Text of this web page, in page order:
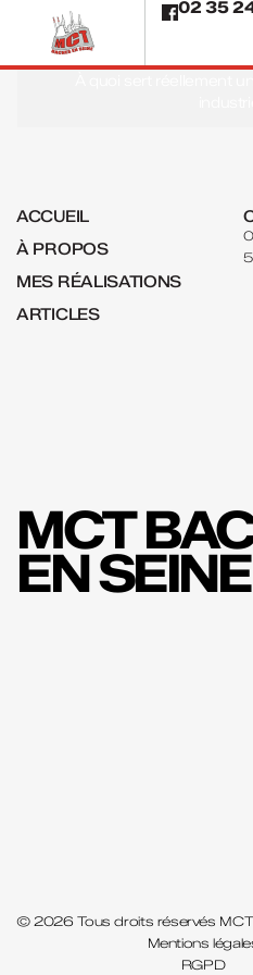
02 35
BÂCHE DE
ACCUEIL
À PROPOS
MES RÉALISATIONS
ARTICLES
MCT
EN SEINE
© 2026 Tous droits réservés MCT
Mentions
RGPD